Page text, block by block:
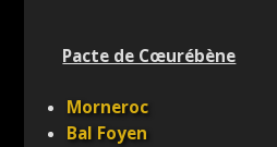
Pacte de Cœurébène
Morneroc
Bal Foyen